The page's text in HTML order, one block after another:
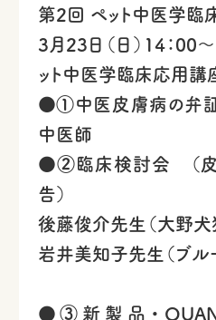
第2回 ペット中医学
3月23日（日）14：00
ット中医学臨床応用講
●①中医皮膚病の弁
中医師
●②臨床検討会 （皮
告）
後藤俊介先生（大野犬
岩井美知子先生（ブル
●③新製品・